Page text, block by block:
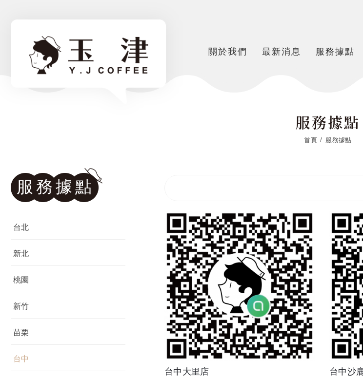
關於我們 最新消息 服務據點
服務據點
首頁 服務據點
服務據點
台北
新北
桃園
新竹
苗栗
台中
台中大里店 台中沙